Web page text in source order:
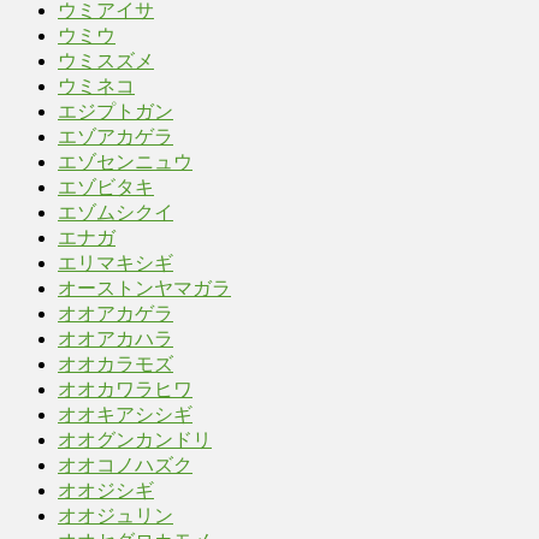
ウミアイサ
ウミウ
ウミスズメ
ウミネコ
エジプトガン
エゾアカゲラ
エゾセンニュウ
エゾビタキ
エゾムシクイ
エナガ
エリマキシギ
オーストンヤマガラ
オオアカゲラ
オオアカハラ
オオカラモズ
オオカワラヒワ
オオキアシシギ
オオグンカンドリ
オオコノハズク
オオジシギ
オオジュリン